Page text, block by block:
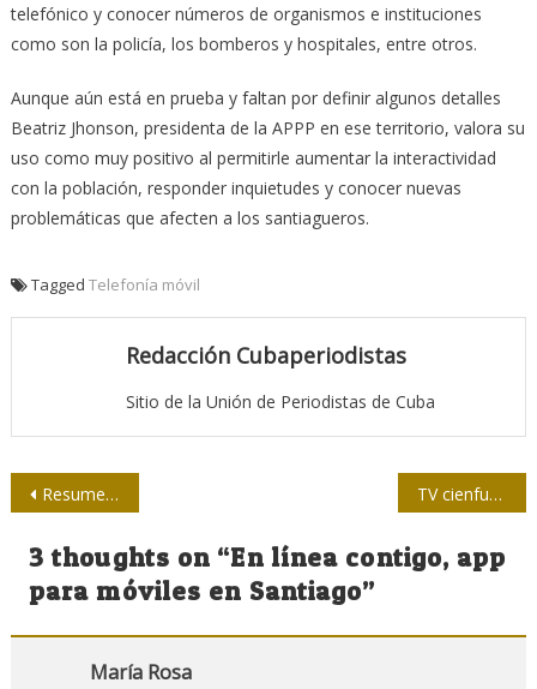
telefónico y conocer números de organismos e instituciones
como son la policía, los bomberos y hospitales, entre otros.
Aunque aún está en prueba y faltan por definir algunos detalles
Beatriz Jhonson, presidenta de la APPP en ese territorio, valora su
uso como muy positivo al permitirle aumentar la interactividad
con la población, responder inquietudes y conocer nuevas
problemáticas que afecten a los santiagueros.
Tagged Telefonía móvil
Redacción Cubaperiodistas
Sitio de la Unión de Periodistas de Cuba
Navegación
de
entradas
Resumen de Comisiones del Parlamento, por TV TV cienfueguera más fresca para el verano
3 thoughts on “En línea contigo, app
para móviles en Santiago”
María Rosa